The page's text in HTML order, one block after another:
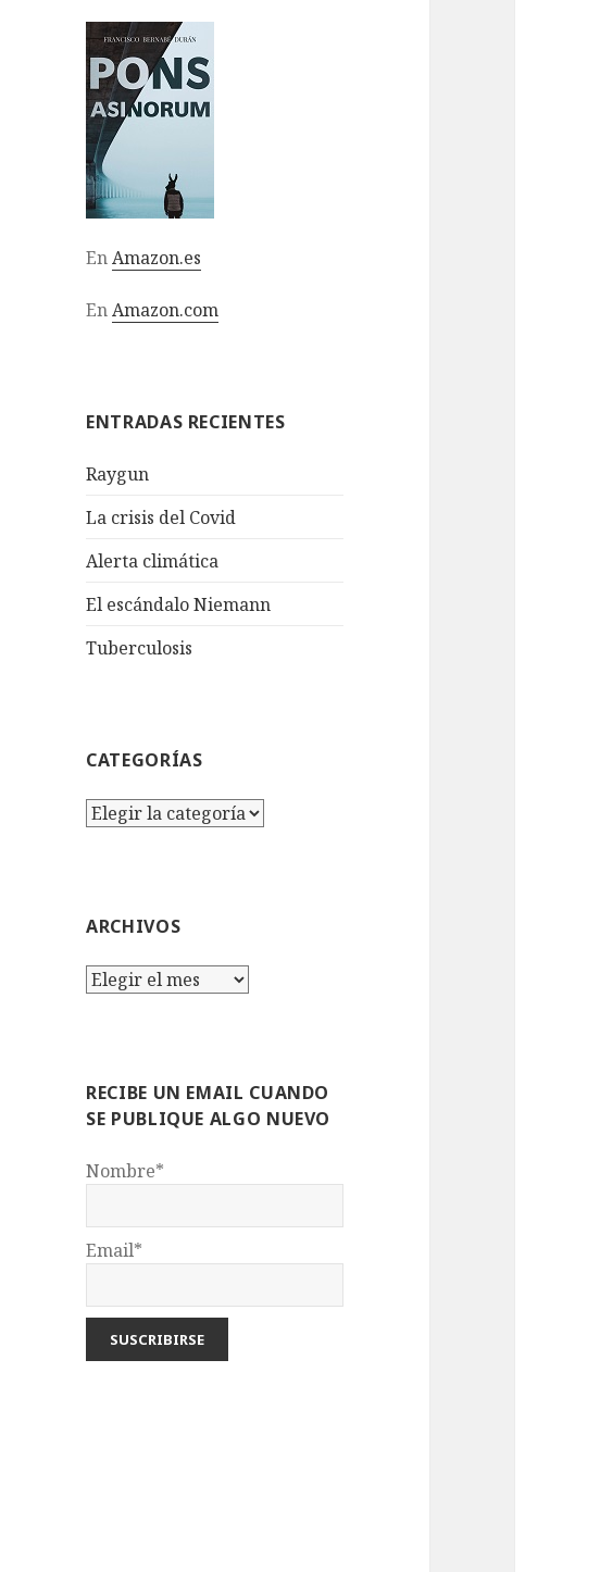
EnAmazon.es
EnAmazon.com
ENTRADAS RECIENTES
Raygun
La crisis del Covid
Alerta climática
El escándalo Niemann
Tuberculosis
CATEGORÍAS
Categorías
ARCHIVOS
Archivos
RECIBE UN EMAIL CUANDO
SE PUBLIQUE ALGO NUEVO
Nombre*
Email*